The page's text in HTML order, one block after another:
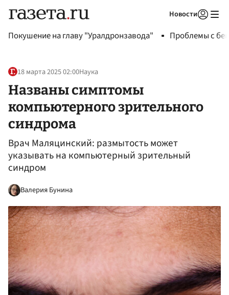
Новости
Покушение на главу "Уралдронзавода" Проблемы с
18 марта 2025 02:00Наука
Названы симптомы
компьютерного зрительного
синдрома
Врач Маляцинский: размытость может
указывать на компьютерный зрительный
синдром
Валерия Бунина